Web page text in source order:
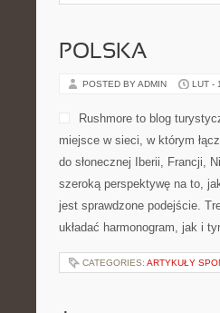
POLSKA
POSTED BY ADMIN LUT -
Rushmore to blog
miejsce w sieci, w którym
do słonecznej Iberii, Francji,
szeroką perspektywę na to,
jest sprawdzone podejście.
układać harmonogram, jak i
CATEGORIES: ARTYKUŁY